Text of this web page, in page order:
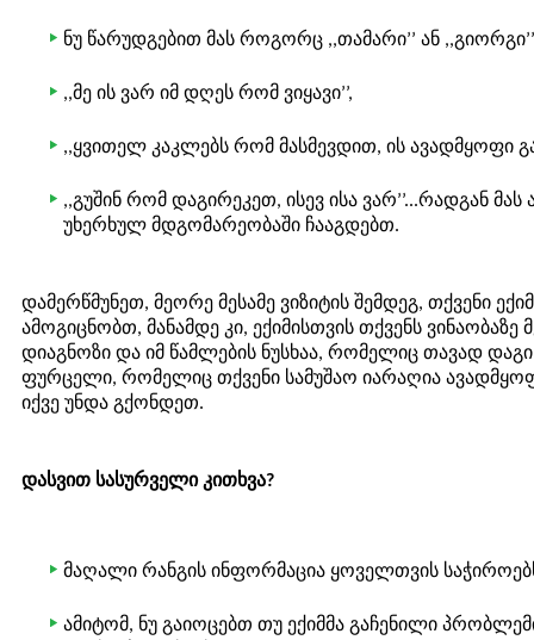
ნუ წარუდგებით მას როგორც ,,თამარი’’ ან
,,მე ის ვარ იმ დღეს რომ ვიყავი’’,
,,ყვითელ კაკლებს რომ მასმევდით, ის ავადმყოფი
,,გუშინ რომ დაგირეკეთ, ისევ ისა ვარ’’...რადგან
უხერხულ მდგომარეობაში ჩააგდებთ.
დამერწმუნეთ, მეორე მესამე ვიზიტის შემდეგ, თქვენი
ამოგიცნობთ, მანამდე კი, ექიმისთვის თქვენს ვინაობაზე
დიაგნოზი და იმ წამლების ნუსხაა, რომელიც თავად
ფურცელი, რომელიც თქვენი სამუშაო იარაღია
იქვე უნდა გქონდეთ.
დასვით სასურველი კითხვა?
მაღალი რანგის ინფორმაცია ყოველთვის საჭიროებს
ამიტომ, ნუ გაიოცებთ თუ ექიმმა გაჩენილი